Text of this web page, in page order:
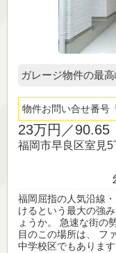
ガレージ物件の最高
物件お問い合せ番号
23万円／90.65
福岡市早良区室見5
福岡屈指の人気沿線
けるという最大の強
ょうか。 急速な街の
目のこの場所は、 フ
中学校区でもありま